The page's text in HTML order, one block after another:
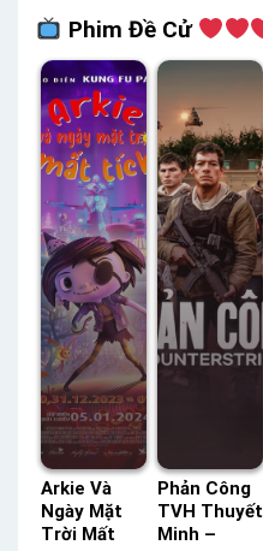
Phim Đề Cử
Arkie Và
Ngày Mặt
Trời Mất
Phản Công
TVH Thuyết
Minh –